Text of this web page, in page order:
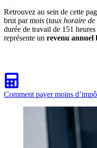
Retrouvez au sein de cette
brut par mois (taux horaire
durée de travail de 151
représente un revenu annuel
Comment payer moins